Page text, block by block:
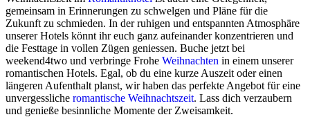
gemeinsam in Erinnerungen zu schwelgen und Pläne für die
Zukunft zu schmieden. In der ruhigen und entspannten Atmosphäre
unserer Hotels könnt ihr euch ganz aufeinander konzentrieren und
die Festtage in vollen Zügen geniessen. Buche jetzt bei
weekend4two und verbringe Frohe Weihnachten in einem unserer
romantischen Hotels. Egal, ob du eine kurze Auszeit oder einen
längeren Aufenthalt planst, wir haben das perfekte Angebot für eine
unvergessliche romantische Weihnachtszeit. Lass dich verzaubern
und genieße besinnliche Momente der Zweisamkeit.